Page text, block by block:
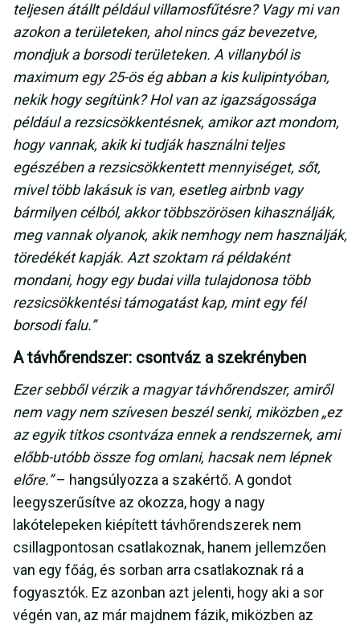
teljesen átállt például villamosfűtésre? Vagy mi van
azokon a területeken, ahol nincs gáz bevezetve,
mondjuk a borsodi területeken. A villanyból is
maximum egy 25-ös ég abban a kis kulipintyóban,
nekik hogy segítünk? Hol van az igazságossága
például a rezsicsökkentésnek, amikor azt mondom,
hogy vannak, akik ki tudják használni teljes
egészében a rezsicsökkentett mennyiséget, sőt,
mivel több lakásuk is van, esetleg airbnb vagy
bármilyen célból, akkor többszörösen kihasználják,
meg vannak olyanok, akik nemhogy nem használják,
töredékét kapják. Azt szoktam rá példaként
mondani, hogy egy budai villa tulajdonosa több
rezsicsökkentési támogatást kap, mint egy fél
borsodi falu.”
A távhőrendszer: csontváz a szekrényben
Ezer sebből vérzik a magyar távhőrendszer, amiről
nem vagy nem szívesen beszél senki, miközben „ez
az egyik titkos csontváza ennek a rendszernek, ami
előbb-utóbb össze fog omlani, hacsak nem lépnek
előre.”– hangsúlyozza a szakértő. A gondot
leegyszerűsítve az okozza, hogy a nagy
lakótelepeken kiépített távhőrendszerek nem
csillagpontosan csatlakoznak, hanem jellemzően
van egy főág, és sorban arra csatlakoznak rá a
fogyasztók. Ez azonban azt jelenti, hogy aki a sor
végén van, az már majdnem fázik, miközben az